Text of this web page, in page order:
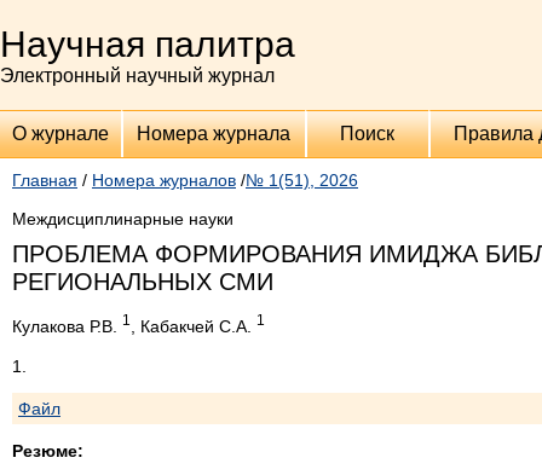
Научная палитра
Электронный научный журнал
О журнале Номера журнала Поиск Правила
Главная / Номера журналов /№ 1(51), 2026
Междисциплинарные науки
ПРОБЛЕМА ФОРМИРОВАНИЯ ИМИДЖА
РЕГИОНАЛЬНЫХ СМИ
Кулакова Р.В. 1 , Кабакчей С.А. 1
1.
Файл
Резюме: